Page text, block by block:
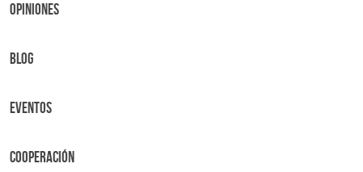
OPINIONES
BLOG
Eventos
Cooperación